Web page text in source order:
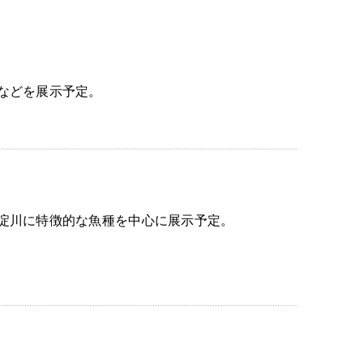
を展示予定。
に特徴的な魚種を中心に展示予定。